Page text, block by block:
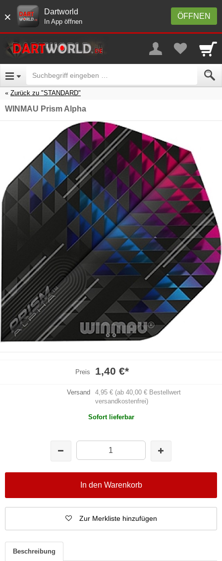
× ÖFFNEN
Dartworld
In App öffnen
Zurück zu "STANDARD"
WINMAU Prism Alpha
Preis 1,40 €*
Versand
4,95 € (ab 40,00 € Bestellwert
versandkostenfrei)
Sofort lieferbar
In den Warenkorb
Zur Merkliste hinzufügen
Beschreibung